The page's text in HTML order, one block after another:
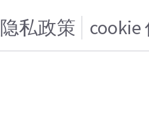
隐私政策 cookie